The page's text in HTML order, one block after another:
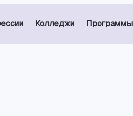
Колледжи Программы